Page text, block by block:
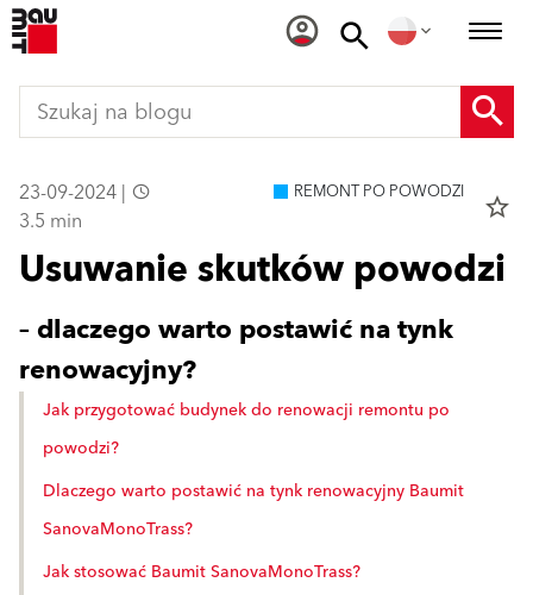
23-09-2024 |
3.5 min
REMONT PO POWODZI
star_border
Usuwanie skutków powodzi
– dlaczego warto postawić na tynk
renowacyjny?
Jak przygotować budynek do renowacji remontu po
powodzi?
Dlaczego warto postawić na tynk renowacyjny Baumit
SanovaMonoTrass?
Jak stosować Baumit SanovaMonoTrass?